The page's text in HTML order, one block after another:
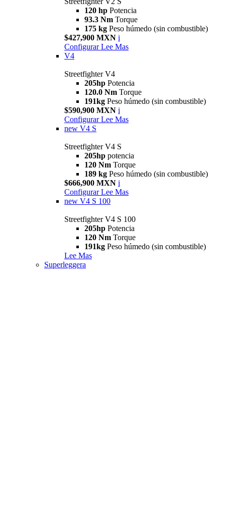
120 hp Potencia
93.3 Nm Torque
175 kg Peso húmedo (sin combustible)
$427,900 MXN i
Configurar Lee Mas
V4
Streetfighter V4
205hp Potencia
120.0 Nm Torque
191kg Peso húmedo (sin combustible)
$590,900 MXN i
Configurar Lee Mas
new V4 S
Streetfighter V4 S
205hp potencia
120 Nm Torque
189 kg Peso húmedo (sin combustible)
$666,900 MXN i
Configurar Lee Mas
new V4 S 100
Streetfighter V4 S 100
205hp Potencia
120 Nm Torque
191kg Peso húmedo (sin combustible)
Lee Mas
Superleggera